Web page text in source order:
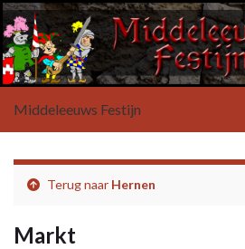
Middeleeuws Festijn
Terug naar Hernen
Markt